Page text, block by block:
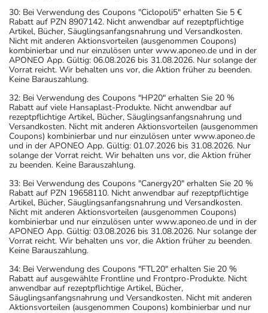
30: Bei Verwendung des Coupons "Ciclopoli5" erhalten Sie 5 €
Rabatt auf PZN 8907142. Nicht anwendbar auf rezeptpflichtige
Artikel, Bücher, Säuglingsanfangsnahrung und Versandkosten.
Nicht mit anderen Aktionsvorteilen (ausgenommen Coupons)
kombinierbar und nur einzulösen unter www.aponeo.de und in der
APONEO App. Gültig: 06.08.2026 bis 31.08.2026. Nur solange der
Vorrat reicht. Wir behalten uns vor, die Aktion früher zu beenden.
Keine Barauszahlung.
32: Bei Verwendung des Coupons "HP20" erhalten Sie 20 %
Rabatt auf viele Hansaplast-Produkte. Nicht anwendbar auf
rezeptpflichtige Artikel, Bücher, Säuglingsanfangsnahrung und
Versandkosten. Nicht mit anderen Aktionsvorteilen (ausgenommen
Coupons) kombinierbar und nur einzulösen unter www.aponeo.de
und in der APONEO App. Gültig: 01.07.2026 bis 31.08.2026. Nur
solange der Vorrat reicht. Wir behalten uns vor, die Aktion früher
zu beenden. Keine Barauszahlung.
33: Bei Verwendung des Coupons "Canergy20" erhalten Sie 20 %
Rabatt auf PZN 19658110. Nicht anwendbar auf rezeptpflichtige
Artikel, Bücher, Säuglingsanfangsnahrung und Versandkosten.
Nicht mit anderen Aktionsvorteilen (ausgenommen Coupons)
kombinierbar und nur einzulösen unter www.aponeo.de und in der
APONEO App. Gültig: 03.08.2026 bis 31.08.2026. Nur solange der
Vorrat reicht. Wir behalten uns vor, die Aktion früher zu beenden.
Keine Barauszahlung.
34: Bei Verwendung des Coupons "FTL20" erhalten Sie 20 %
Rabatt auf ausgewählte Frontline und Frontpro-Produkte. Nicht
anwendbar auf rezeptpflichtige Artikel, Bücher,
Säuglingsanfangsnahrung und Versandkosten. Nicht mit anderen
Aktionsvorteilen (ausgenommen Coupons) kombinierbar und nur